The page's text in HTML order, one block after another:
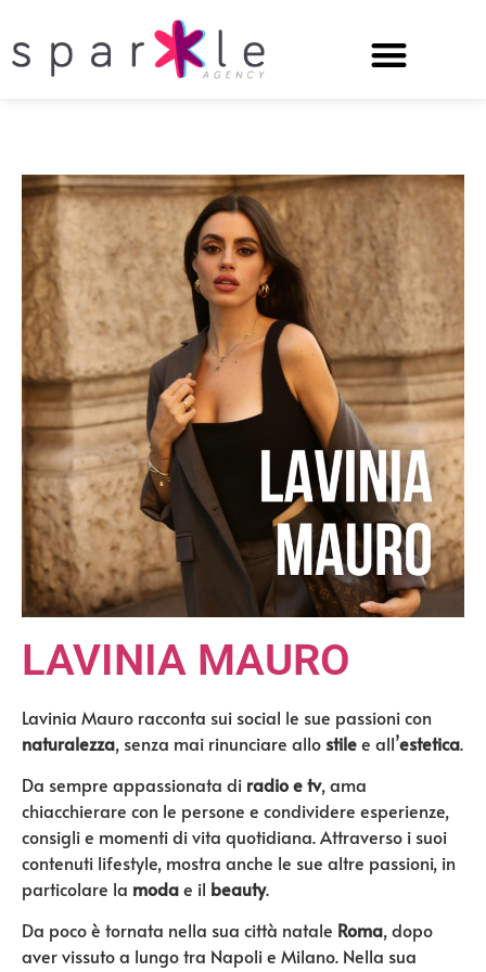
LAVINIA MAURO
Lavinia Mauro racconta sui social le sue passioni con
naturalezza, senza mai rinunciare allo stilee all’estetica.
Da sempre appassionata di radio e tv, ama
chiacchierare con le persone e condividere esperienze,
consigli e momenti di vita quotidiana. Attraverso i suoi
contenuti lifestyle, mostra anche le sue altre passioni, in
particolare la modae il beauty.
Da poco è tornata nella sua città natale Roma, dopo
aver vissuto a lungo tra Napoli e Milano. Nella sua